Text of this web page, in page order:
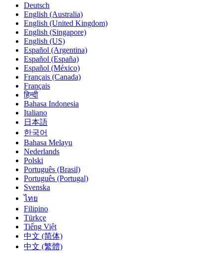
Deutsch
English (Australia)
English (United Kingdom)
English (Singapore)
English (US)
Español (Argentina)
Español (España)
Español (México)
Français (Canada)
Français
हिन्दी
Bahasa Indonesia
Italiano
日本語
한국어
Bahasa Melayu
Nederlands
Polski
Português (Brasil)
Português (Portugal)
Svenska
ไทย
Filipino
Türkçe
Tiếng Việt
中文 (简体)
中文 (繁體)